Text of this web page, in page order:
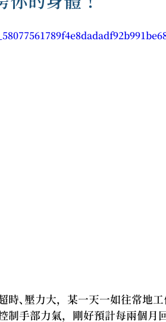
、壓力大，某一天一如往常地
制手部力氣，剛好預計每兩個月